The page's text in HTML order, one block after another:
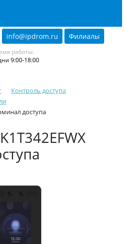
info@ipdrom.ru Филиалы
работы:
9:00-18:00
Контроль доступа
доступа